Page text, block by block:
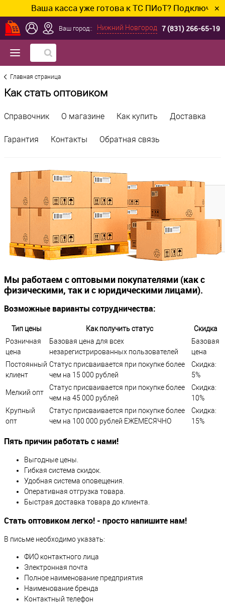
Ваша касса уже готова к ТС ПИоТ? Подключим и✕
Ваш город:: Нижний Новгород 7 (831) 266-65-19
Главная страница
Как стать оптовиком
Справочник О магазине Как купить Доставка
Гарантия Контакты Обратная связь
Мы работаем с оптовыми покупателями (как с
физическими, так и с юридическими лицами).
Возможные варианты сотрудничества:
Тип цены Как получить статус
Скидка
Розничная
цена
Базовая цена для всех
незарегистрированных пользователей
Базовая
цена
Постоянный
клиент
Статус присваивается при покупке более
чем на 15 000 рублей
Скидка:
5%
Мелкий опт
Статус присваивается при покупке более
чем на 45 000 рублей
Скидка:
10%
Крупный
опт
Статус присваивается при покупке более
чем на 100 000 рублей ЕЖЕМЕСЯЧНО
Скидка:
15%
Пять причин работать с нами!
Выгодные цены.
Гибкая система скидок.
Удобная система оповещения.
Оперативная отгрузка товара.
Быстрая доставка товара до клиента.
Стать оптовиком легко! - просто напишите нам!
В письме необходимо указать:
ФИО контактного лица
Электронная почта
Полное наименование предприятия
Наименование бренда
Контактный телефон